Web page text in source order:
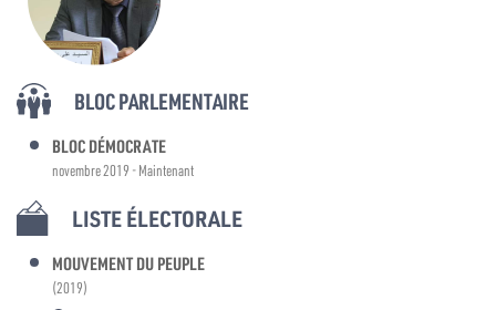
BLOC PARLEMENTAIRE
BLOC DÉMOCRATE
novembre 2019 - Maintenant
LISTE ÉLECTORALE
MOUVEMENT DU PEUPLE
(2019)